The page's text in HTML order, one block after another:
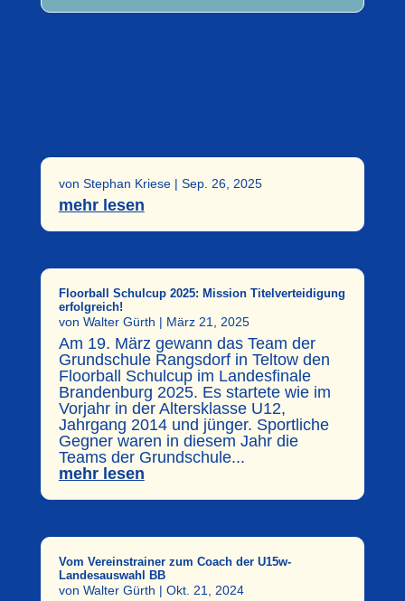
von Stephan Kriese| Sep. 26, 2025
mehr lesen
Floorball Schulcup 2025: Mission Titelverteidigung
erfolgreich!
von Walter Gürth | März 21, 2025
Am 19. März gewann das Team der
Grundschule Rangsdorf in Teltow den
Floorball Schulcup im Landesfinale
Brandenburg 2025. Es startete wie im
Vorjahr in der Altersklasse U12,
Jahrgang 2014 und jünger. Sportliche
Gegner waren in diesem Jahr die
Teams der Grundschule...
mehr lesen
Vom Vereinstrainer zum Coach der U15w-
Landesauswahl BB
von Walter Gürth | Okt. 21, 2024